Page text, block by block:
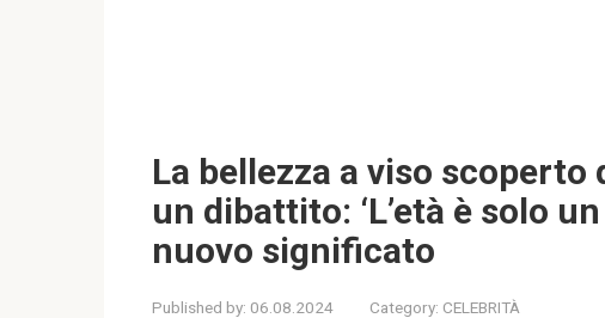
La bellezza a viso
un dibattito: ‘L’età è solo
nuovo significato
Published by: 06.08.2024 Category: CELEBRITÀ